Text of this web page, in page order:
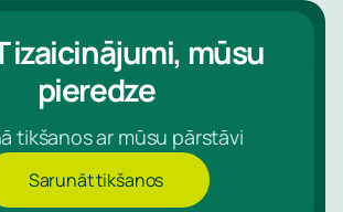
izaicinājumi, mūsu
pieredze
tikšanos ar mūsu pārstāvi
Sarunāt tikšanos